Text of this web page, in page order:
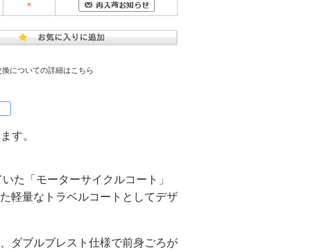
×
についての詳細はこちら
す。
た「モーターサイクルコート」
軽量なトラベルコートとしてデザ
ダブルブレスト仕様で前身ごろが